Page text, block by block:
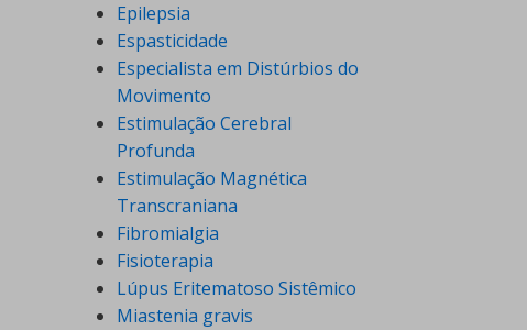
Epilepsia
Espasticidade
Especialista em Distúrbios do
Movimento
Estimulação Cerebral
Profunda
Estimulação Magnética
Transcraniana
Fibromialgia
Fisioterapia
Lúpus Eritematoso Sistêmico
Miastenia gravis